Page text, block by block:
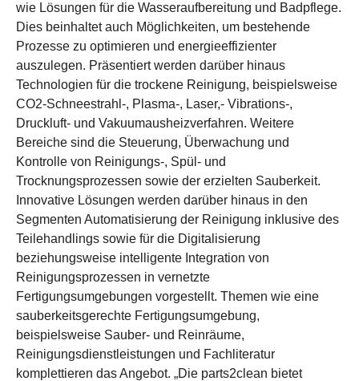
wie Lösungen für die Wasseraufbereitung und Badpflege.
Dies beinhaltet auch Möglichkeiten, um bestehende
Prozesse zu optimieren und energieeffizienter
auszulegen. Präsentiert werden darüber hinaus
Technologien für die trockene Reinigung, beispielsweise
CO2-Schneestrahl-, Plasma-, Laser,- Vibrations-,
Druckluft- und Vakuumausheizverfahren. Weitere
Bereiche sind die Steuerung, Überwachung und
Kontrolle von Reinigungs-, Spül- und
Trocknungsprozessen sowie der erzielten Sauberkeit.
Innovative Lösungen werden darüber hinaus in den
Segmenten Automatisierung der Reinigung inklusive des
Teilehandlings sowie für die Digitalisierung
beziehungsweise intelligente Integration von
Reinigungsprozessen in vernetzte
Fertigungsumgebungen vorgestellt. Themen wie eine
sauberkeitsgerechte Fertigungsumgebung,
beispielsweise Sauber- und Reinräume,
Reinigungsdienstleistungen und Fachliteratur
komplettieren das Angebot. „Die parts2clean bietet